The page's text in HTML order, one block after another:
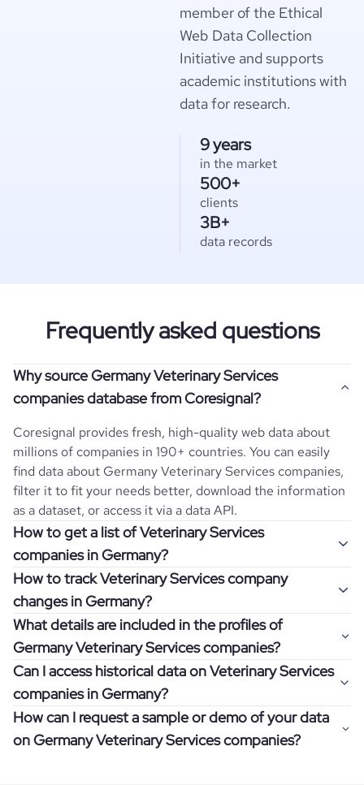
member of the Ethical
Web Data Collection
Initiative and supports
academic institutions with
data for research.
9 years
in the market
500+
clients
3B+
data records
Frequently asked questions
Why source Germany Veterinary Services
companies database from Coresignal?
Coresignal provides fresh, high-quality web data about
millions of companies in 190+ countries. You can easily
find data about GermanyVeterinary Services companies,
filter it to fit your needs better, download the information
as a dataset, or access it via a data API.
How to get a list of Veterinary Services
companies in Germany?
Once you log in to the self-service platform, choose the
type of companies you want to review by picking the
"Company" and "Country" filters. Review the data sample
returned and download up to 200 company profiles for
free to check how well the data fits your goal.
If you have an even more specific question in mind, such
as how I can find all companies of a specific category
residing within my state, you can easily add more filters to
How to track Veterinary Services company
changes in Germany?
Get notifications about changes in employee headcount,
funding, revenue, and other features by setting up
Coresignal's webhooks. Webhooks are automated
messages that notify you about data changes in a
company of interest, such as a potential client or a
competitor.
What details are included in the profiles of
Germany Veterinary Services companies?
Company profiles contain more than 500 different data
points. Generally, the data is sorted into six categories:
company overview, workforce trends, growth insights,
product summary, online presence, and financial
Can I access historical data on Veterinary Services
companies in Germany?
You can access years of historical data on Veterinary
Services companies inGermany, which enables you to use
How can I request a sample or demo of your data
on Germany Veterinary Services companies?